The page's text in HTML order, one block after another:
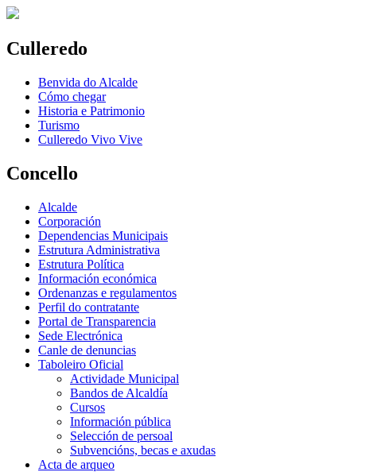
Culleredo
Benvida do Alcalde
Cómo chegar
Historia e Patrimonio
Turismo
Culleredo Vivo Vive
Concello
Alcalde
Corporación
Dependencias Municipais
Estrutura Administrativa
Estrutura Política
Información económica
Ordenanzas e regulamentos
Perfil do contratante
Portal de Transparencia
Sede Electrónica
Canle de denuncias
Taboleiro Oficial
Actividade Municipal
Bandos de Alcaldía
Cursos
Información pública
Selección de persoal
Subvencións, becas e axudas
Acta de arqueo